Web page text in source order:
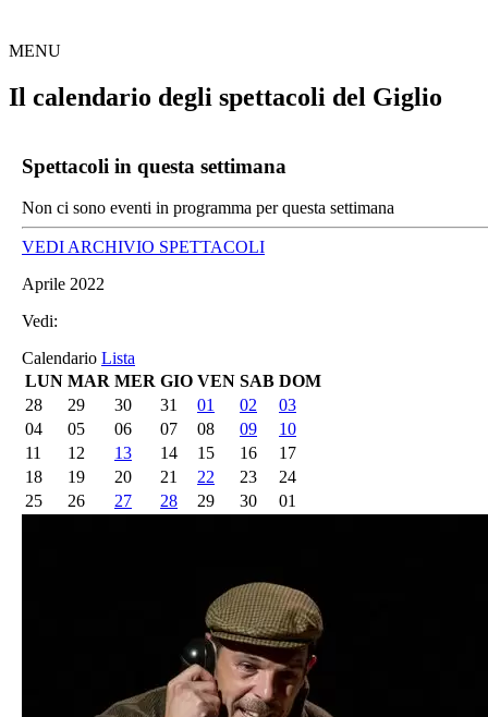
MENU
Il calendario degli spettacoli del Giglio
Spettacoli in questa settimana
Non ci sono eventi in programma per questa settimana
VEDI ARCHIVIO SPETTACOLI
Aprile 2022
Vedi:
Calendario Lista
LUN MAR MER GIO VEN SAB DOM
28
29 30 31 01 02
03
04
05 06 07 08 09
10
11
12 13 14 15 16
17
18
19 20 21 22 23
24
25
26 27 28 29 30 01